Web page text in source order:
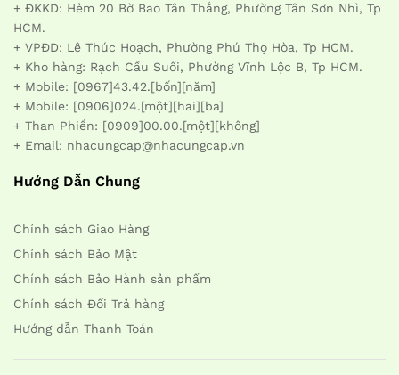
+ ĐKKD: Hẻm 20 Bờ Bao Tân Thắng, Phường Tân Sơn Nhì, Tp
HCM.
+ VPĐD: Lê Thúc Hoạch, Phường Phú Thọ Hòa, Tp HCM.
+ Kho hàng: Rạch Cầu Suối, Phường Vĩnh Lộc B, Tp HCM.
+ Mobile: [0967]43.42.[bốn][năm]
+ Mobile: [0906]024.[một][hai][ba]
+ Than Phiền: [0909]00.00.[một][không]
+ Email: nhacungcap@nhacungcap.vn
Hướng Dẫn Chung
Chính sách Giao Hàng
Chính sách Bảo Mật
Chính sách Bảo Hành sản phẩm
Chính sách Đổi Trả hàng
Hướng dẫn Thanh Toán